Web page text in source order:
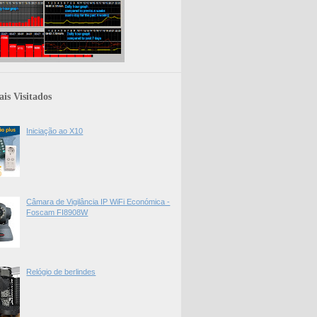
Visitados
Iniciação ao X10
Câmara de Vigilância IP WiFi Económica -
Foscam FI8908W
Relógio de berlindes